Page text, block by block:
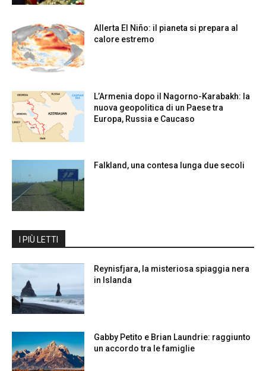
Allerta El Niño: il pianeta si prepara al
calore estremo
L’Armenia dopo il Nagorno-Karabakh: la
nuova geopolitica di un Paese tra
Europa, Russia e Caucaso
Falkland, una contesa lunga due secoli
I PIÙ LETTI
Reynisfjara, la misteriosa spiaggia nera
in Islanda
Gabby Petito e Brian Laundrie: raggiunto
un accordo tra le famiglie